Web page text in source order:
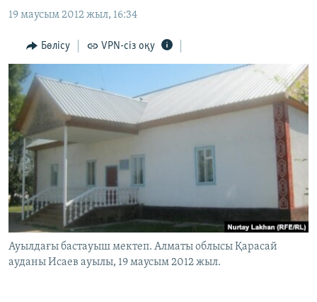
Navigation
Search
АДАМ ҚҰҚЫҚТАРЫ
ӘЛЕУМЕТ
ӘЛЕМ
АРНАЙЫ ЖОБАЛАР
Русский
ЖАЗЫЛЫҢЫЗ
Басқа тілдерде
19 маусым 2012 жыл, 16:34
Бөлісу VPN-сіз оқу
Ауылдағы бастауыш мектеп. Алматы облысы Қарасай
ауданы Исаев ауылы, 19 маусым 2012 жыл.